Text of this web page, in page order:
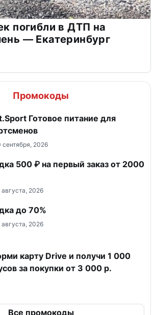
погибли в ДТП на
— Екатеринбург
Промокоды
Готовое питание для
сентября, 2026
500 ₽ на первый заказ от 2000
2026
до 70%
2026
карту Drive и получи 1 000
за покупки от 3 000 р.
Все промокоды